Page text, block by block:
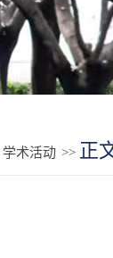
学术活动 >> 正